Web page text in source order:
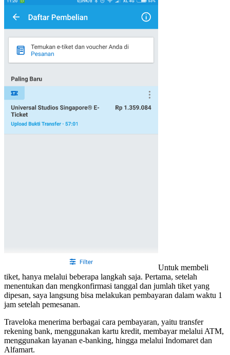
Untuk membeli
tiket, hanya melalui beberapa langkah saja. Pertama, setelah
menentukan dan mengkonfirmasi tanggal dan jumlah tiket yang
dipesan, saya langsung bisa melakukan pembayaran dalam waktu 1
jam setelah pemesanan.
Traveloka menerima berbagai cara pembayaran, yaitu transfer
rekening bank, menggunakan kartu kredit, membayar melalui ATM,
menggunakan layanan e-banking, hingga melalui Indomaret dan
Alfamart.